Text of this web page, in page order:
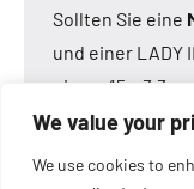
We value your
We use cookies to
Sollten Sie eine
und einer LADY
einem 15 x 3,3
oder was immer